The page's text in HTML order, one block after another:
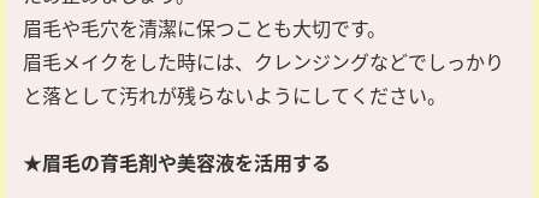
眉毛や毛穴を清潔に保つことも大切です。
眉毛メイクをした時には、クレンジングなどでしっかり
と落として汚れが残らないようにしてください。
★眉毛の育毛剤や美容液を活用する